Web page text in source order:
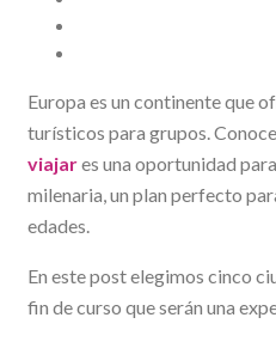
Europa es un continente que
turísticos para grupos.
viajares una oportunidad
milenaria, un plan perfecto
edades.
En este post elegimos cinco
fin de curso que serán una